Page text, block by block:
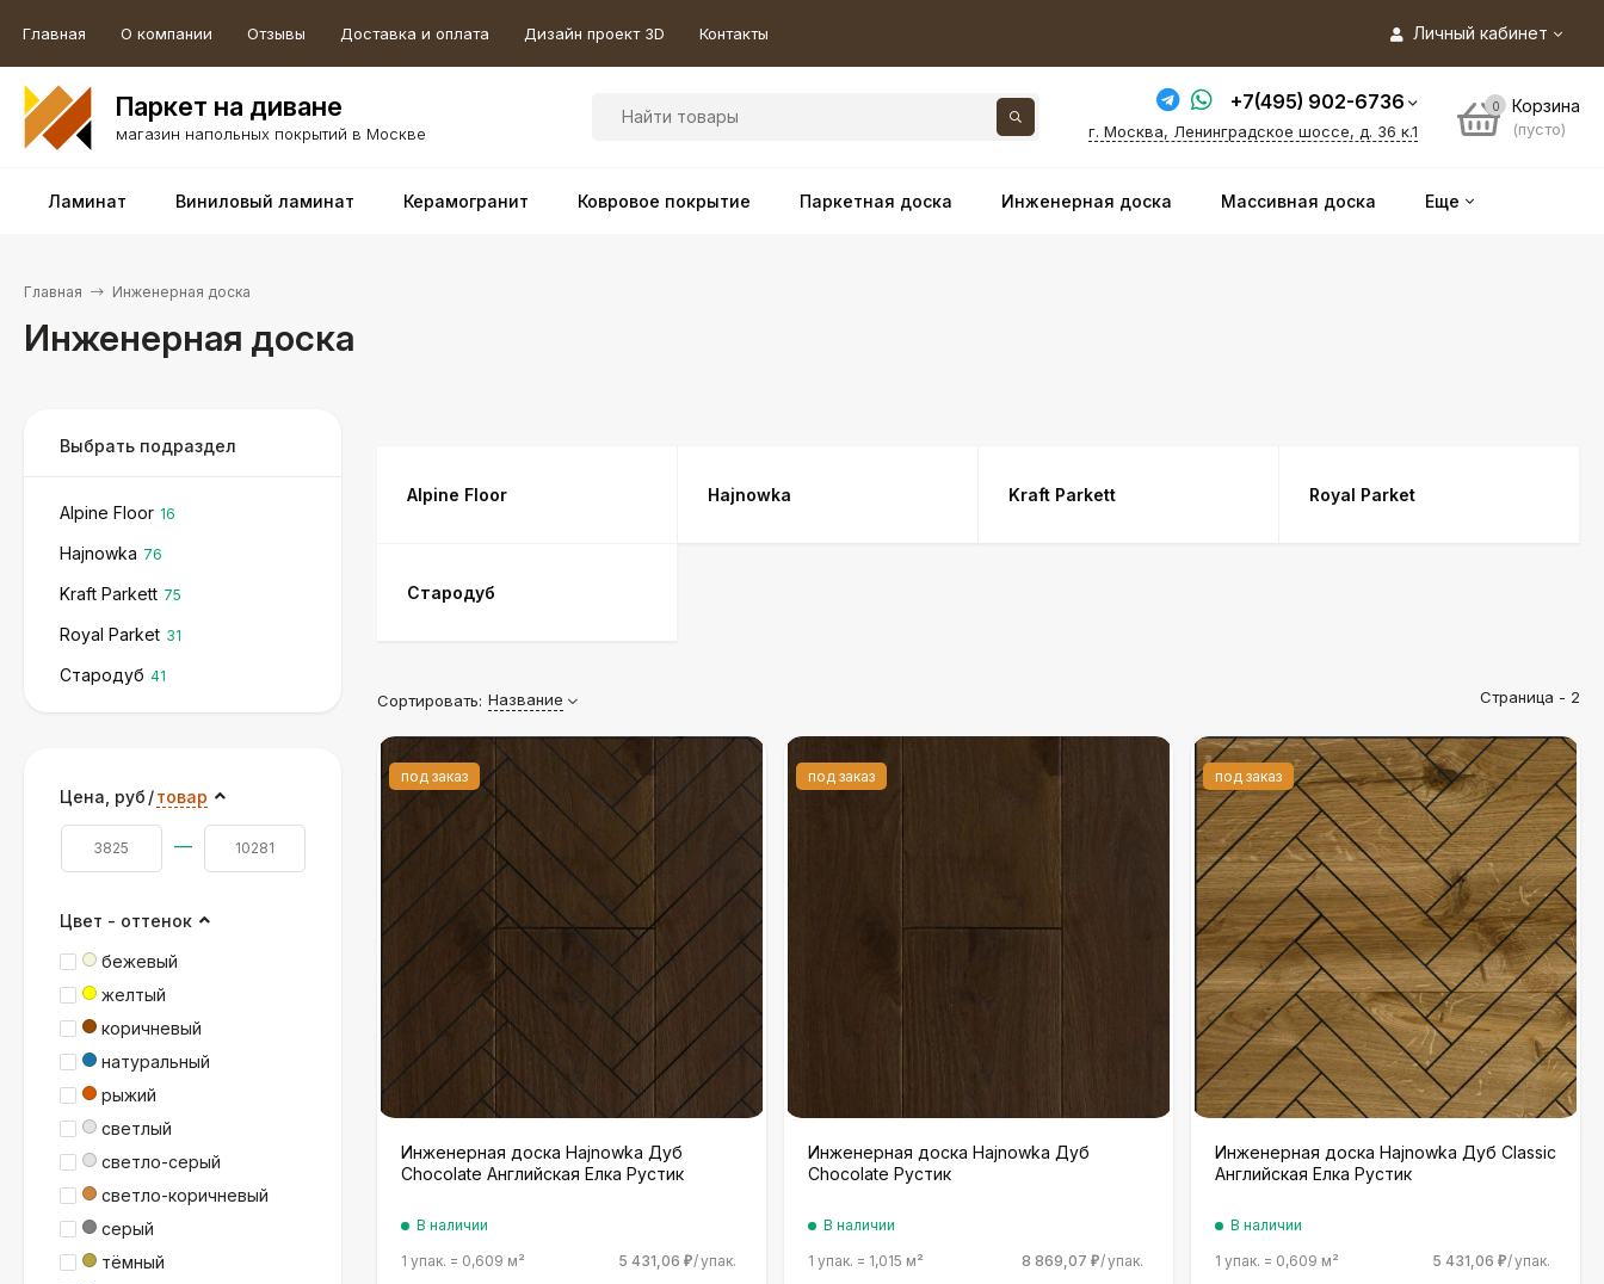
Личный кабинет
Главная О компании Отзывы Доставка и оплата Дизайн проект 3D Контакты
Паркет на диване
магазин напольных покрытий в Москве
+7(495) 902-6736
г. Москва, Ленинградское шоссе, д. 36 к.1
0 Корзина
(пусто)
Ламинат Виниловый ламинат Керамогранит Ковровое покрытие Паркетная доска Инженерная доска Массивная доска Еще
Главная Инженерная доска
Инженерная доска
Alpine Floor Hajnowka Kraft Parkett Royal Parket
Стародуб
Сортировать: Название Страница - 2
под заказ
Инженерная доска Hajnowka Дуб
Chocolate Английская Елка Рустик
В наличии
1 упак. = 0,609 м² 5 431,06 ₽/упак.
под заказ
Инженерная доска Hajnowka Дуб
Chocolate Рустик
В наличии
1 упак. = 1,015 м² 8 869,07 ₽/упак.
под заказ
Инженерная доска Hajnowka Дуб Classic
Английская Елка Рустик
В наличии
1 упак. = 0,609 м² 5 431,06 ₽/упак.
Выбрать подраздел
Alpine Floor 16
Hajnowka 76
Kraft Parkett 75
Royal Parket 31
Стародуб 41
Цена, руб /товар
—
Цвет - оттенок
бежевый
желтый
коричневый
натуральный
рыжий
светлый
светло-серый
светло-коричневый
серый
тёмный